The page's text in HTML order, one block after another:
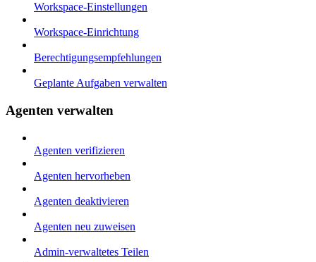
Workspace-Einstellungen
Workspace-Einrichtung
Berechtigungsempfehlungen
Geplante Aufgaben verwalten
Agenten verwalten
Agenten verifizieren
Agenten hervorheben
Agenten deaktivieren
Agenten neu zuweisen
Admin-verwaltetes Teilen